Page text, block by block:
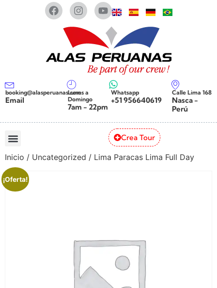
booking@alasperuanas.com
Email
Lunes a
Domingo
7am - 22pm
Whatsapp
+51 956640619
Calle Lima 168
Nasca -
Perú
Crea Tour
Inicio / Uncategorized / Lima Paracas Lima Full Day
¡Oferta!